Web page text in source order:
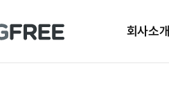
회사소개